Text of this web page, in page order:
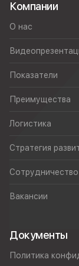
Компании
О нас
Показатели
Преимущества
Логистика
Стратегия
Сотрудничество
Вакансии
Документы
Политика